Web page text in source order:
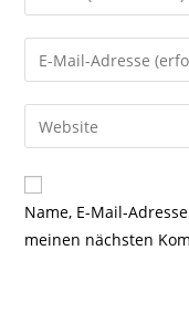
deinen
Namen
oder
zum
Kommentieren
ein
Gib
deine
E-
Mail-
zum
Kommentieren
ein
Gib
deine
Website-
URL
Name, E-Mail-
meinen nächsten